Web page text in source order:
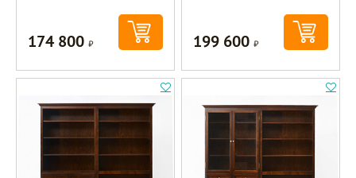
174 800Р 199 600Р